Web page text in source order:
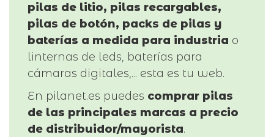
pilas de litio, pilas recargables,
pilas de botón, packs de pilas y
baterías a medida para industria o
linternas de leds, baterías para
cámaras digitales,... esta es tu web.
En pilanet.es puedes comprar pilas
de las principales marcas a precio
de distribuidor/mayorista.